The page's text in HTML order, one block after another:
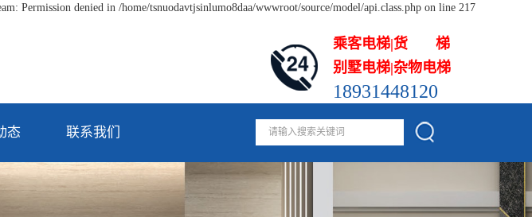
Permission denied in /home/tsnuodavtjsinlumo8daa/wwwroot/source/model/api.class.php on line 217
乘客电梯|货 梯
别墅电梯|杂物电梯
18931448120
态 联系我们